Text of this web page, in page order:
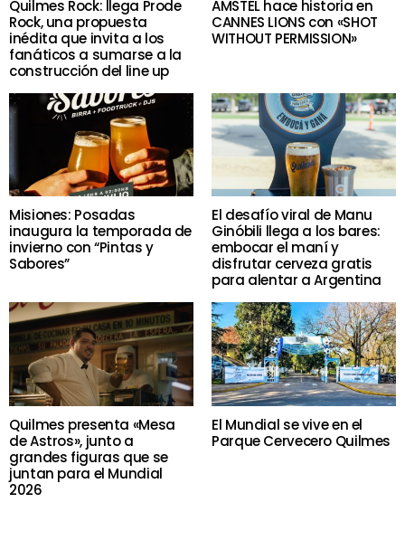
Quilmes Rock: llega Prode
Rock, una propuesta
inédita que invita a los
fanáticos a sumarse a la
construcción del line up
AMSTEL hace historia en
CANNES LIONS con «SHOT
WITHOUT PERMISSION»
Misiones: Posadas
inaugura la temporada de
invierno con “Pintas y
Sabores”
El desafío viral de Manu
Ginóbili llega a los bares:
embocar el maní y
disfrutar cerveza gratis
para alentar a Argentina
Quilmes presenta «Mesa
de Astros», junto a
grandes figuras que se
juntan para el Mundial
2026
El Mundial se vive en el
Parque Cervecero Quilmes